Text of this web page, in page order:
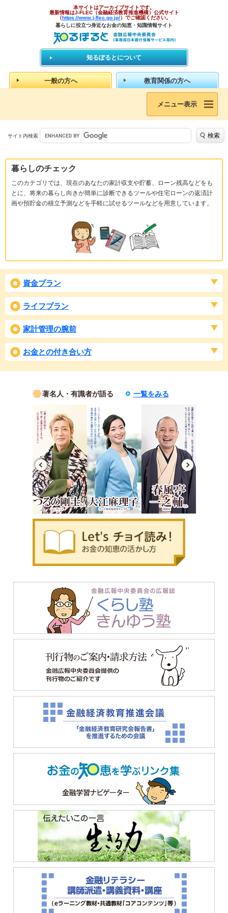
本サイトはアーカイブサイトです。
最新情報はJ-FLEC（金融経済教育推進機構）公式サイト
（https://www.j-flec.go.jp/）でご確認ください。
暮らしに役立つ身近なお金の知恵・知識情報サイト
知るぽるとについて
一般の方へ 教育関係の方へ
メニュー表示
サイト内検索 検索
暮らしのチェック
このカテゴリでは、現在のあなたの家計収支や貯蓄、ローン残高などをも
とに、将来の暮らし向きが簡単に診断できるツールや住宅ローンの返済計
画や預貯金の積立予測などを手軽に試せるツールなどを用意しています。
資金プラン
ライフプラン
家計管理の腕前
お金との付き合い方
著名人・有識者が語る 一覧をみる